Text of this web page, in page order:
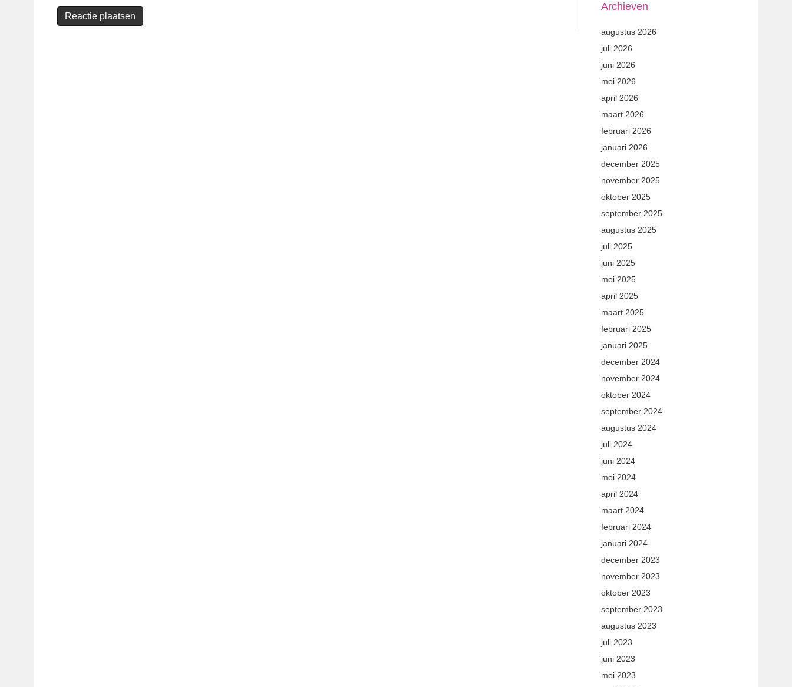
Archieven
augustus 2026
juli 2026
juni 2026
mei 2026
april 2026
maart 2026
februari 2026
januari 2026
december 2025
november 2025
oktober 2025
september 2025
augustus 2025
juli 2025
juni 2025
mei 2025
april 2025
maart 2025
februari 2025
januari 2025
december 2024
november 2024
oktober 2024
september 2024
augustus 2024
juli 2024
juni 2024
mei 2024
april 2024
maart 2024
februari 2024
januari 2024
december 2023
november 2023
oktober 2023
september 2023
augustus 2023
juli 2023
juni 2023
mei 2023